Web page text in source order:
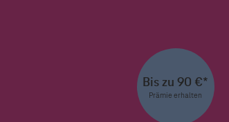
Bis zu 90 €*
Prämie erhalten